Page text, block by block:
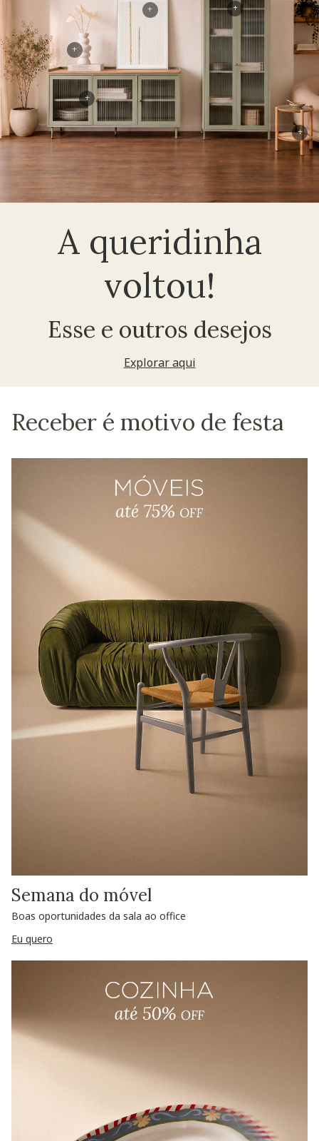
A queridinha
voltou!
Esse e outros desejos
Explorar aqui
+
+
+
+
+
Receber é motivo de festa
Semana do móvel
Boas oportunidades da sala ao office
Eu quero